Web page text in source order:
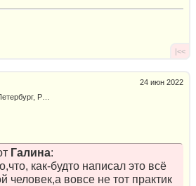
|<<
24 июн 2022
Галина:
как-будто написал это всё
человек,а вовсе не тот практик